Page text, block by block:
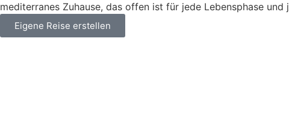
mediterranes Zuhause, das offen ist für jede Lebensphase und
Eigene Reise erstellen